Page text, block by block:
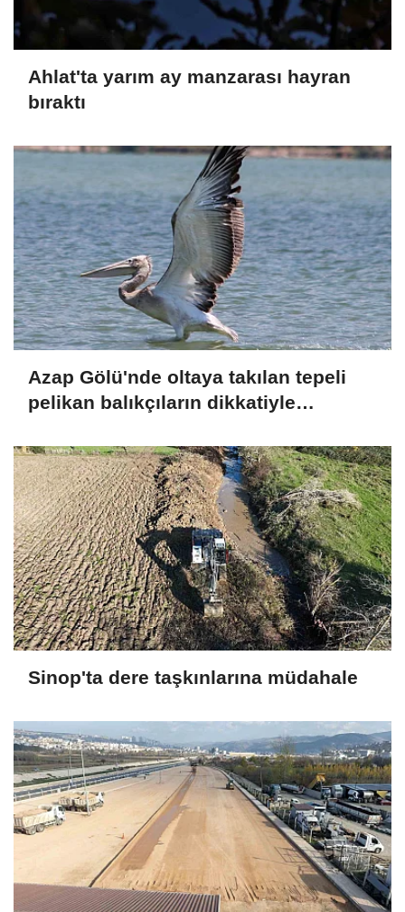
Ahlat'ta yarım ay manzarası hayran
bıraktı
Azap Gölü'nde oltaya takılan tepeli
pelikan balıkçıların dikkatiyle
Sinop'ta dere taşkınlarına müdahale